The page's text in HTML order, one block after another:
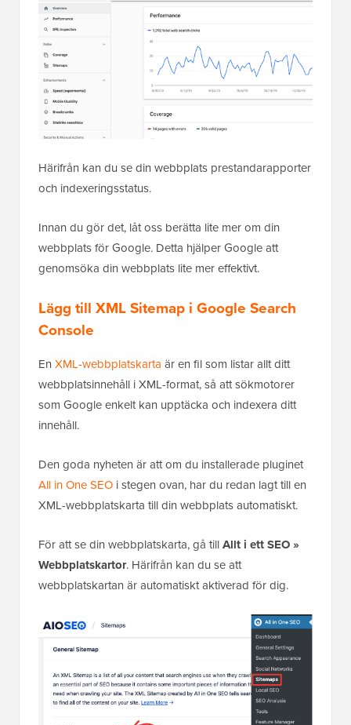
Härifrån kan du se din webbplats prestandarapporter
och indexeringsstatus.
Innan du gör det, låt oss berätta lite mer om din
webbplats för Google. Detta hjälper Google att
genomsöka din webbplats lite mer effektivt.
Lägg till XML Sitemap i Google Search
Console
En XML-webbplatskarta är en fil som listar allt ditt
webbplatsinnehåll i XML-format, så att sökmotorer
som Google enkelt kan upptäcka och indexera ditt
innehåll.
Den goda nyheten är att om du installerade pluginet
All in One SEO i stegen ovan, har du redan lagt till en
XML-webbplatskarta till din webbplats automatiskt.
För att se din webbplatskarta, gå tillAllt i ett SEO »
Webbplatskartor. Härifrån kan du se att
webbplatskartan är automatiskt aktiverad för dig.